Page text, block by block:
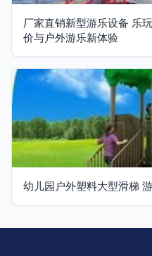
厂家直销新型游乐设备 乐
价与户外游乐新体验
幼儿园户外塑料大型滑梯